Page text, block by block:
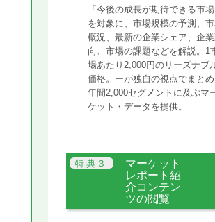
「今後の成長が期待できる市場
を対象に、市場規模の予測、
概況、最新の企業シェア、企
向、市場の課題などを解説。1
場あたり2,000円のリーズナブ
価格。ーが独自の視点でまとめ
年間2,000セグメントに及ぶマ
ケット・データを提供。
マーケット
レポート紹
介コンテン
ツの閲覧